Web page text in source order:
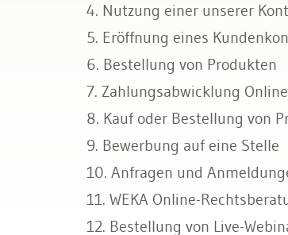
4. Nutzung einer unserer
5. Eröffnung eines
6. Bestellung von Produkten
7. Zahlungsabwicklung Online
8. Kauf oder Bestellung von
9. Bewerbung auf eine Stelle
10. Anfragen und
11. WEKA Online-
12. Bestellung von Live-